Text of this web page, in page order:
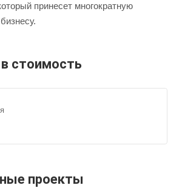
принесет многократную
стоимость
проекты